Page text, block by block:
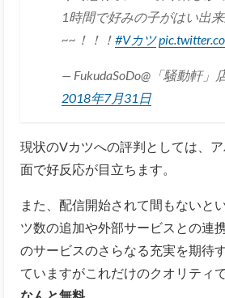
1時間で好みの子がはい出
~~！！！#Vカツ
— FukudaSoDo@「騒動軒」
2018年7月31日
現状のVカツへの評判としては、
面で好反応が目立ちます。
また、配信開始されて間もないと
ツ数の追加や外部サービスとの連
のサービスのさらなる充実を期待
ていますがこれだけのクオリティ